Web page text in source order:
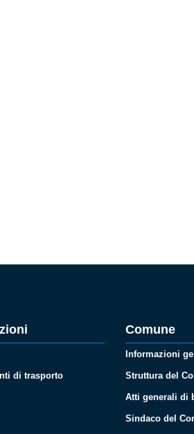
di trasporto
Comune
Informazioni
Struttura del
Atti generali di
Sindaco del